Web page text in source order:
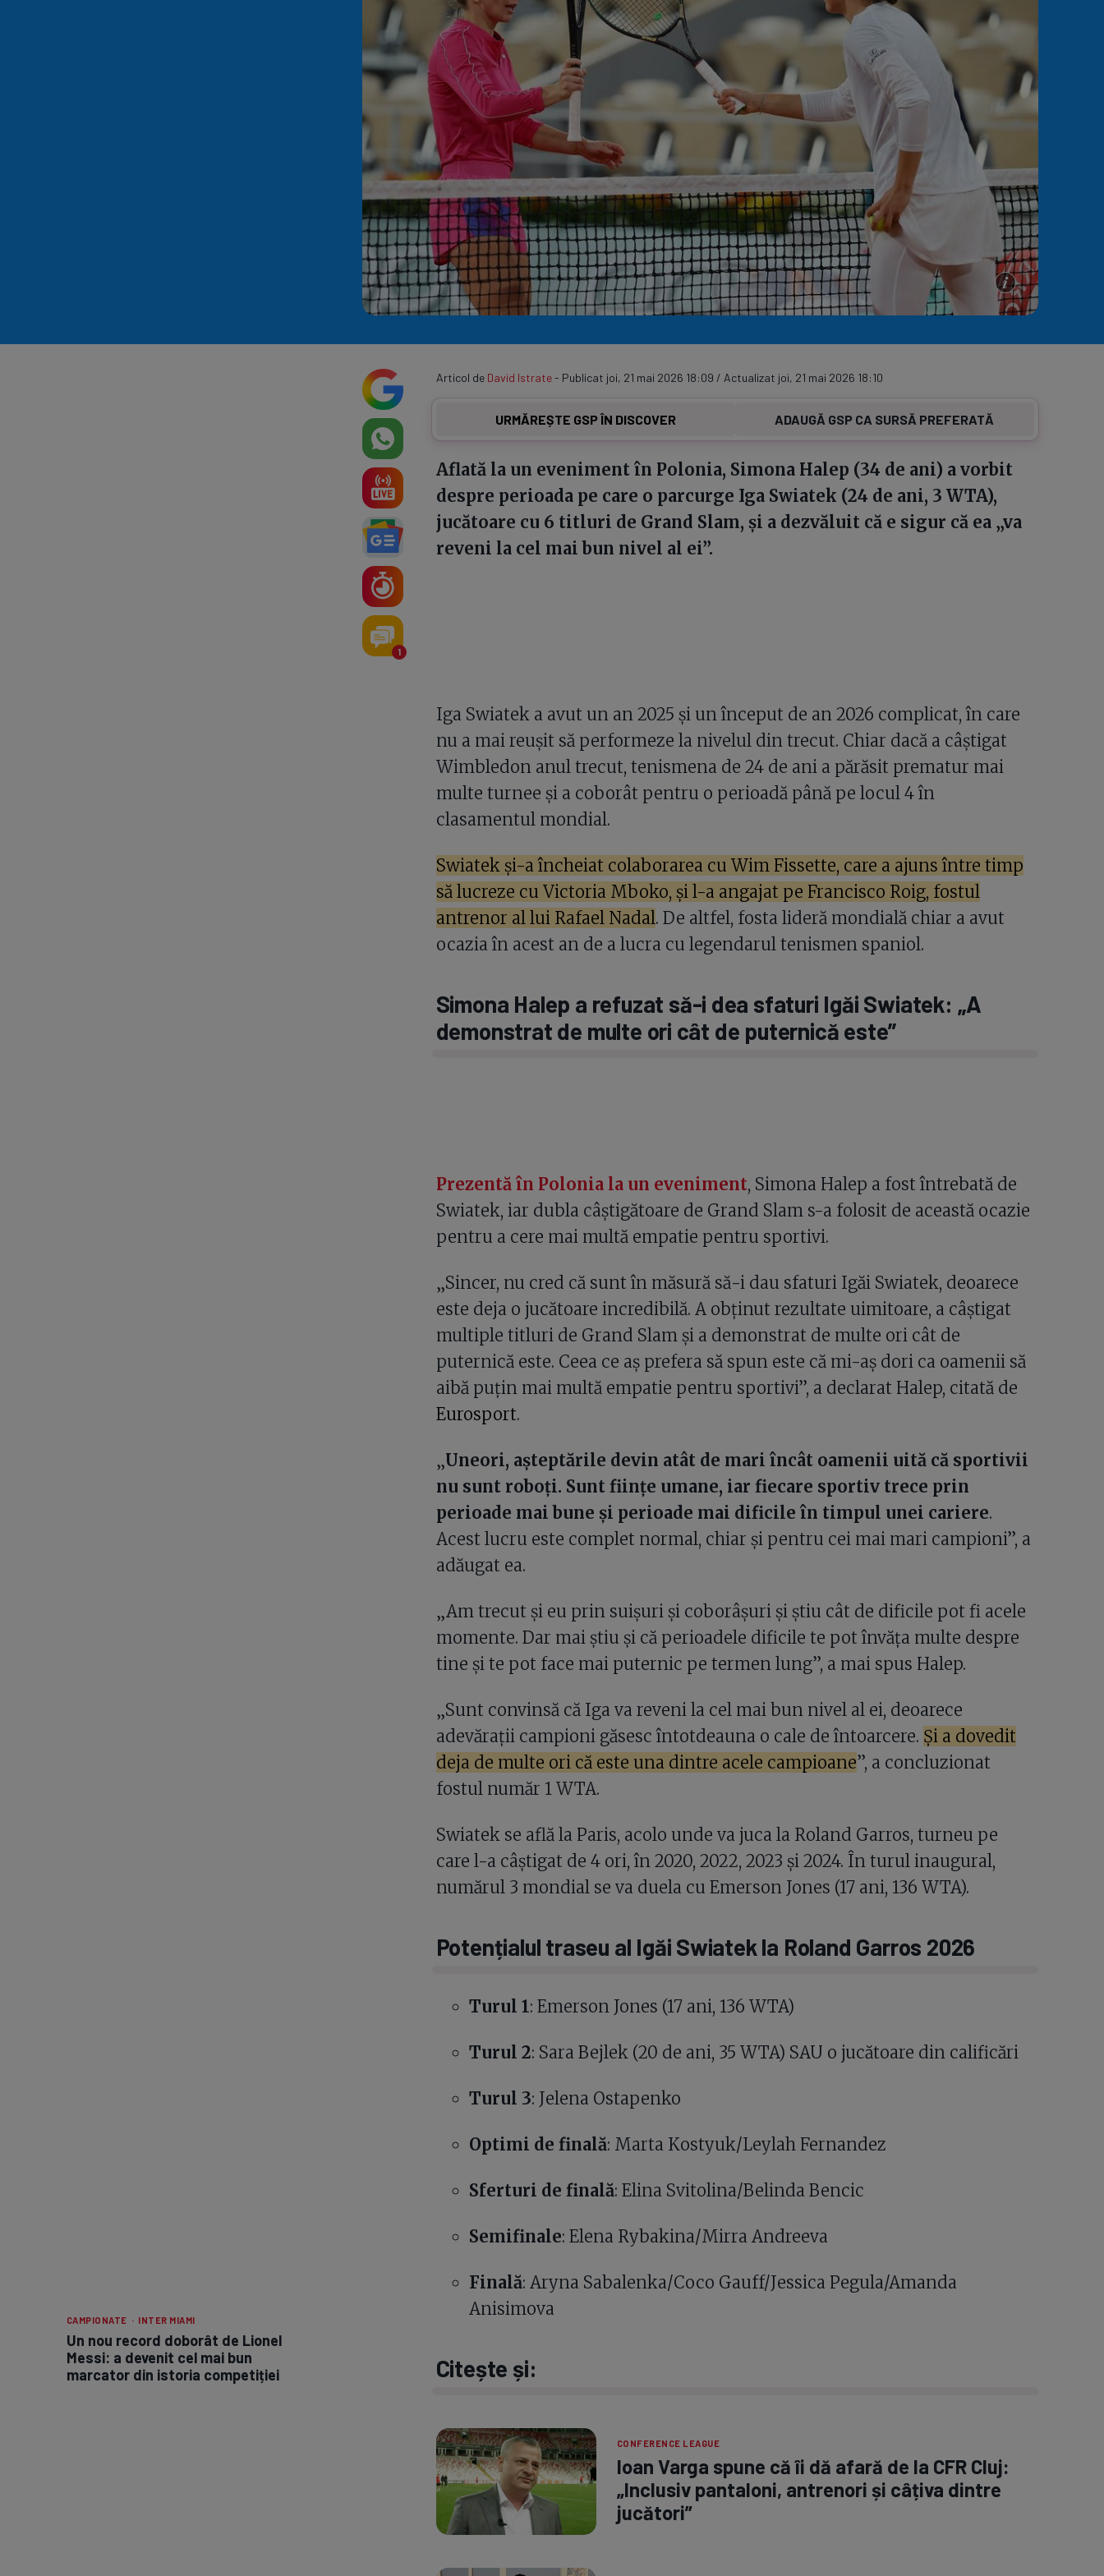
Serie A
Program TV
CAMPIONATE · INTER MIAMI
Un nou record doborât de Lionel
Messi: a devenit cel mai bun
marcator din istoria competiției
1
Articol de David Istrate- Publicat joi, 21 mai 2026 18:09 / Actualizat joi, 21 mai 2026 18:10
URMĂREȘTE GSP ÎN DISCOVER ADAUGĂ GSP CA SURSĂ PREFERATĂ
Aflată la un eveniment în Polonia, Simona Halep (34 de ani) a vorbit
despre perioada pe care o parcurge Iga Swiatek (24 de ani, 3 WTA),
jucătoare cu 6 titluri de Grand Slam, și a dezvăluit că e sigur că ea „va
reveni la cel mai bun nivel al ei”.
Iga Swiatek a avut un an 2025 și un început de an 2026 complicat, în care
nu a mai reușit să performeze la nivelul din trecut. Chiar dacă a câștigat
Wimbledon anul trecut, tenismena de 24 de ani a părăsit prematur mai
multe turnee și a coborât pentru o perioadă până pe locul 4 în
clasamentul mondial.
Swiatek și-a încheiat colaborarea cu Wim Fissette, care a ajuns între timp
să lucreze cu Victoria Mboko, și l-a angajat pe Francisco Roig, fostul
antrenor al lui Rafael Nadal . De altfel, fosta lideră mondială chiar a avut
ocazia în acest an de a lucra cu legendarul tenismen spaniol.
Simona Halep a refuzat să-i dea sfaturi Igăi Swiatek: „A
demonstrat de multe ori cât de puternică este”
Prezentă în Polonia la un eveniment, Simona Halep a fost întrebată de
Swiatek, iar dubla câștigătoare de Grand Slam s-a folosit de această ocazie
pentru a cere mai multă empatie pentru sportivi.
„Sincer, nu cred că sunt în măsură să-i dau sfaturi Igăi Swiatek, deoarece
este deja o jucătoare incredibilă. A obținut rezultate uimitoare, a câștigat
multiple titluri de Grand Slam și a demonstrat de multe ori cât de
puternică este. Ceea ce aș prefera să spun este că mi-aș dori ca oamenii să
aibă puțin mai multă empatie pentru sportivi”, a declarat Halep, citată de
Eurosport.
„Uneori, așteptările devin atât de mari încât oamenii uită că sportivii
nu sunt roboți. Sunt ființe umane, iar fiecare sportiv trece prin
perioade mai bune și perioade mai dificile în timpul unei cariere.
Acest lucru este complet normal, chiar și pentru cei mai mari campioni”, a
adăugat ea.
„Am trecut și eu prin suișuri și coborâșuri și știu cât de dificile pot fi acele
momente. Dar mai știu și că perioadele dificile te pot învăța multe despre
tine și te pot face mai puternic pe termen lung”, a mai spus Halep.
„Sunt convinsă că Iga va reveni la cel mai bun nivel al ei, deoarece
adevărații campioni găsesc întotdeauna o cale de întoarcere. Și a dovedit
deja de multe ori că este una dintre acele campioane”, a concluzionat
fostul număr 1 WTA.
Swiatek se află la Paris, acolo unde va juca la Roland Garros, turneu pe
care l-a câștigat de 4 ori, în 2020, 2022, 2023 și 2024. În turul inaugural,
numărul 3 mondial se va duela cu Emerson Jones (17 ani, 136 WTA).
Potențialul traseu al Igăi Swiatek la Roland Garros 2026
Turul 1: Emerson Jones (17 ani, 136 WTA)
Turul 2: Sara Bejlek (20 de ani, 35 WTA) SAU o jucătoare din calificări
Turul 3: Jelena Ostapenko
Optimi de finală: Marta Kostyuk/Leylah Fernandez
Sferturi de finală: Elina Svitolina/Belinda Bencic
Semifinale: Elena Rybakina/Mirra Andreeva
Finală: Aryna Sabalenka/Coco Gauff/Jessica Pegula/Amanda
Anisimova
Citește și:
CONFERENCE LEAGUE
Ioan Varga spune că îi dă afară de la CFR Cluj:
„Inclusiv pantaloni, antrenori și câțiva dintre
jucători”